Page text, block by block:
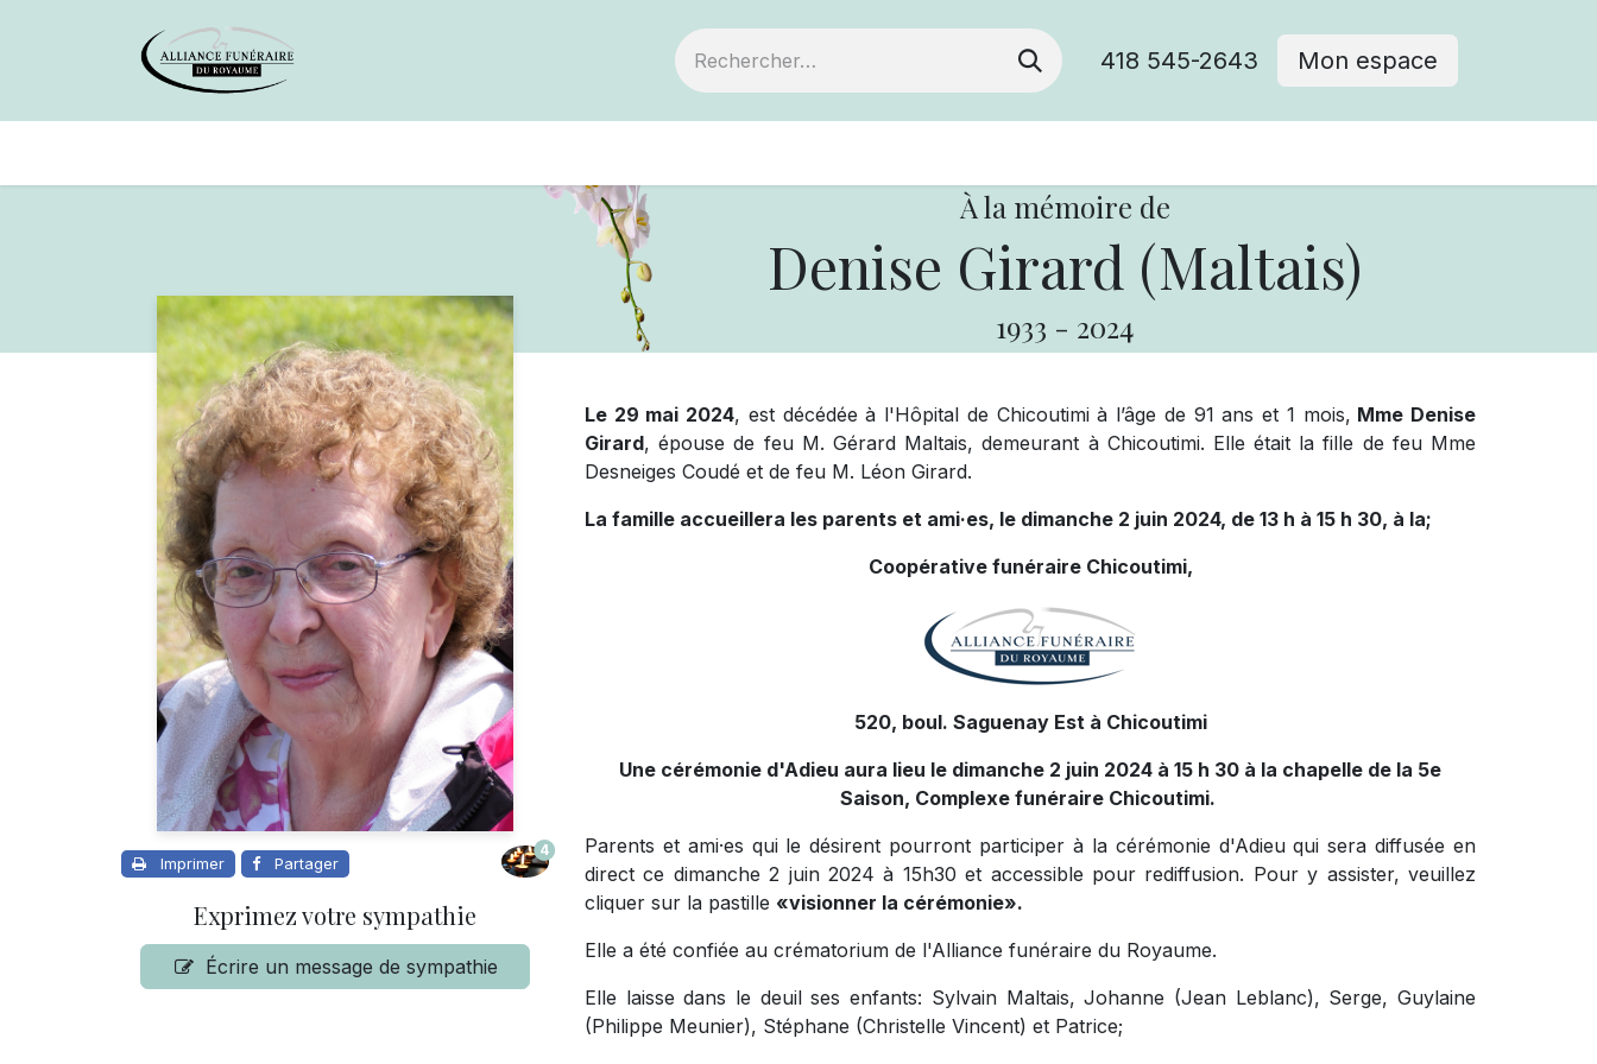
418 545-2643 Mon espace
À la mémoire de
Denise Girard (Maltais)
1933 - 2024
Imprimer Partager
4
Exprimez votre sympathie
Écrire un message de sympathie
Le 29 mai 2024, est décédée à l'Hôpital de Chicoutimi à l’âge de 91 ans et 1 mois, Mme Denise
Girard, épouse de feu M. Gérard Maltais, demeurant à Chicoutimi. Elle était la fille de feu Mme
Desneiges Coudé et de feu M. Léon Girard.
La famille accueillera les parents et ami·es, le dimanche 2 juin 2024, de 13 h à 15 h 30, à la;
Coopérative funéraire Chicoutimi,
520, boul. Saguenay Est à Chicoutimi
Une cérémonie d'Adieu aura lieu le dimanche 2 juin 2024 à 15 h 30 à la chapelle de la 5e
Saison, Complexe funéraire Chicoutimi.
Parents et ami·es qui le désirent pourront participer à la cérémonie d'Adieu qui sera diffusée en
direct ce dimanche 2 juin 2024 à 15h30 et accessible pour rediffusion. Pour y assister, veuillez
cliquer sur la pastille «visionner la cérémonie».
Elle a été confiée au crématorium de l'Alliance funéraire du Royaume.
Elle laisse dans le deuil ses enfants: Sylvain Maltais, Johanne (Jean Leblanc), Serge, Guylaine
(Philippe Meunier), Stéphane (Christelle Vincent) et Patrice;